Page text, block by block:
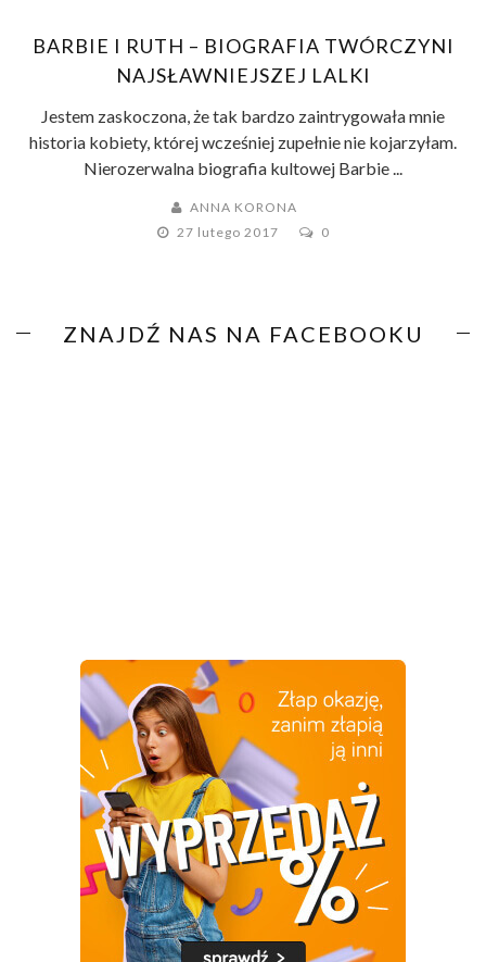
BARBIE I RUTH – BIOGRAFIA TWÓRCZYNI
NAJSŁAWNIEJSZEJ LALKI
Jestem zaskoczona, że tak bardzo zaintrygowała mnie
historia kobiety, której wcześniej zupełnie nie kojarzyłam.
Nierozerwalna biografia kultowej Barbie ...
ANNA KORONA
27 lutego 2017
0
ZNAJDŹ NAS NA FACEBOOKU